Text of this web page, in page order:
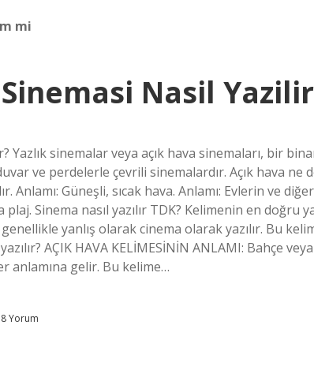
mi
Nasil Yazilir
Yazlık sinemalar veya açık hava sinemaları, bir
ve perdelerle çevrili sinemalardır. Açık hava ne
Anlamı: Güneşli, sıcak hava. Anlamı: Evlerin ve
Sinema nasıl yazılır TDK? Kelimenin en doğru
yanlış olarak cinema olarak yazılır. Bu
AÇIK HAVA KELİMESİNİN ANLAMI: Bahçe
anlamına gelir. Bu kelime…
8 Yorum